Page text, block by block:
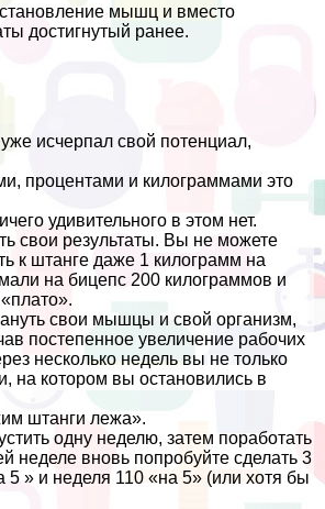
мышц и вместо
достигнутый ранее.
исчерпал свой потенциал,
процентами и килограммами это
удивительного в этом нет.
свои результаты. Вы не можете
к штанге даже 1 килограмм на
на бицепс 200 килограммов и
свои мышцы и свой организм,
постепенное увеличение рабочих
несколько недель вы не только
на котором вы остановились в
штанги лежа».
одну неделю, затем поработать
неделе вновь попробуйте сделать 3
» и неделя 110 «на 5» (или хотя бы